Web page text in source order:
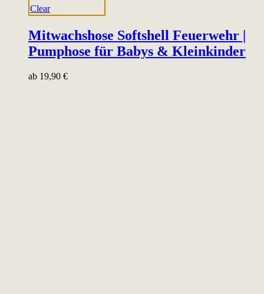
Clear
Mitwachshose Softshell Feuerwehr |
Pumphose für Babys & Kleinkinder
ab 19,90 €